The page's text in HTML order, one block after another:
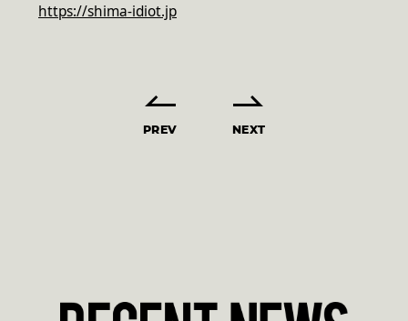
https://shima-idiot.jp
PREV NEXT